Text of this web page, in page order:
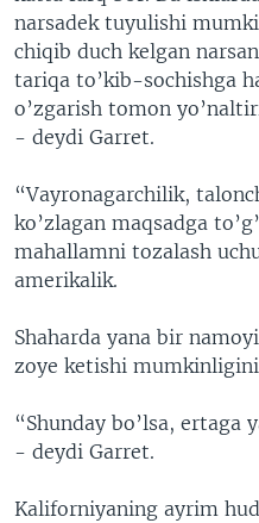
narsadek tuyulishi
chiqib duch kelgan
tariqa to’kib-sochishga
o’zgarish tomon
- deydi Garret.
“Vayronagarchilik,
ko’zlagan maqsadga
mahallamni tozalash
amerikalik.
Shaharda yana bir
zoye ketishi
“Shunday bo’lsa, ertaga
- deydi Garret.
Kaliforniyaning ayrim